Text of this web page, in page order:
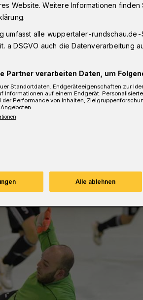
Website. Weitere Informationen finden
umfasst alle wuppertaler-
a DSGVO auch die Datenverarbeitung
Partner verarbeiten Daten, um
Standortdaten. Endgeräteeigenschaften zur
Informationen auf einem Endgerät.
der Performance von Inhalten,
Alle ablehnen